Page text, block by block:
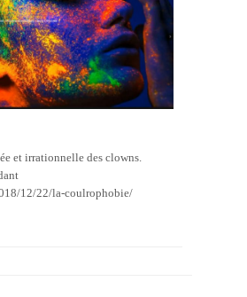
et irrationnelle des clowns.
12/22/la-coulrophobie/